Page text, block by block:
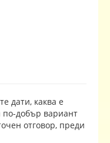
дати, каква е
добър вариант
отговор, преди